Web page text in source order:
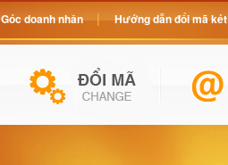
Góc doanh nhân Hướng dẫn đổi mã két